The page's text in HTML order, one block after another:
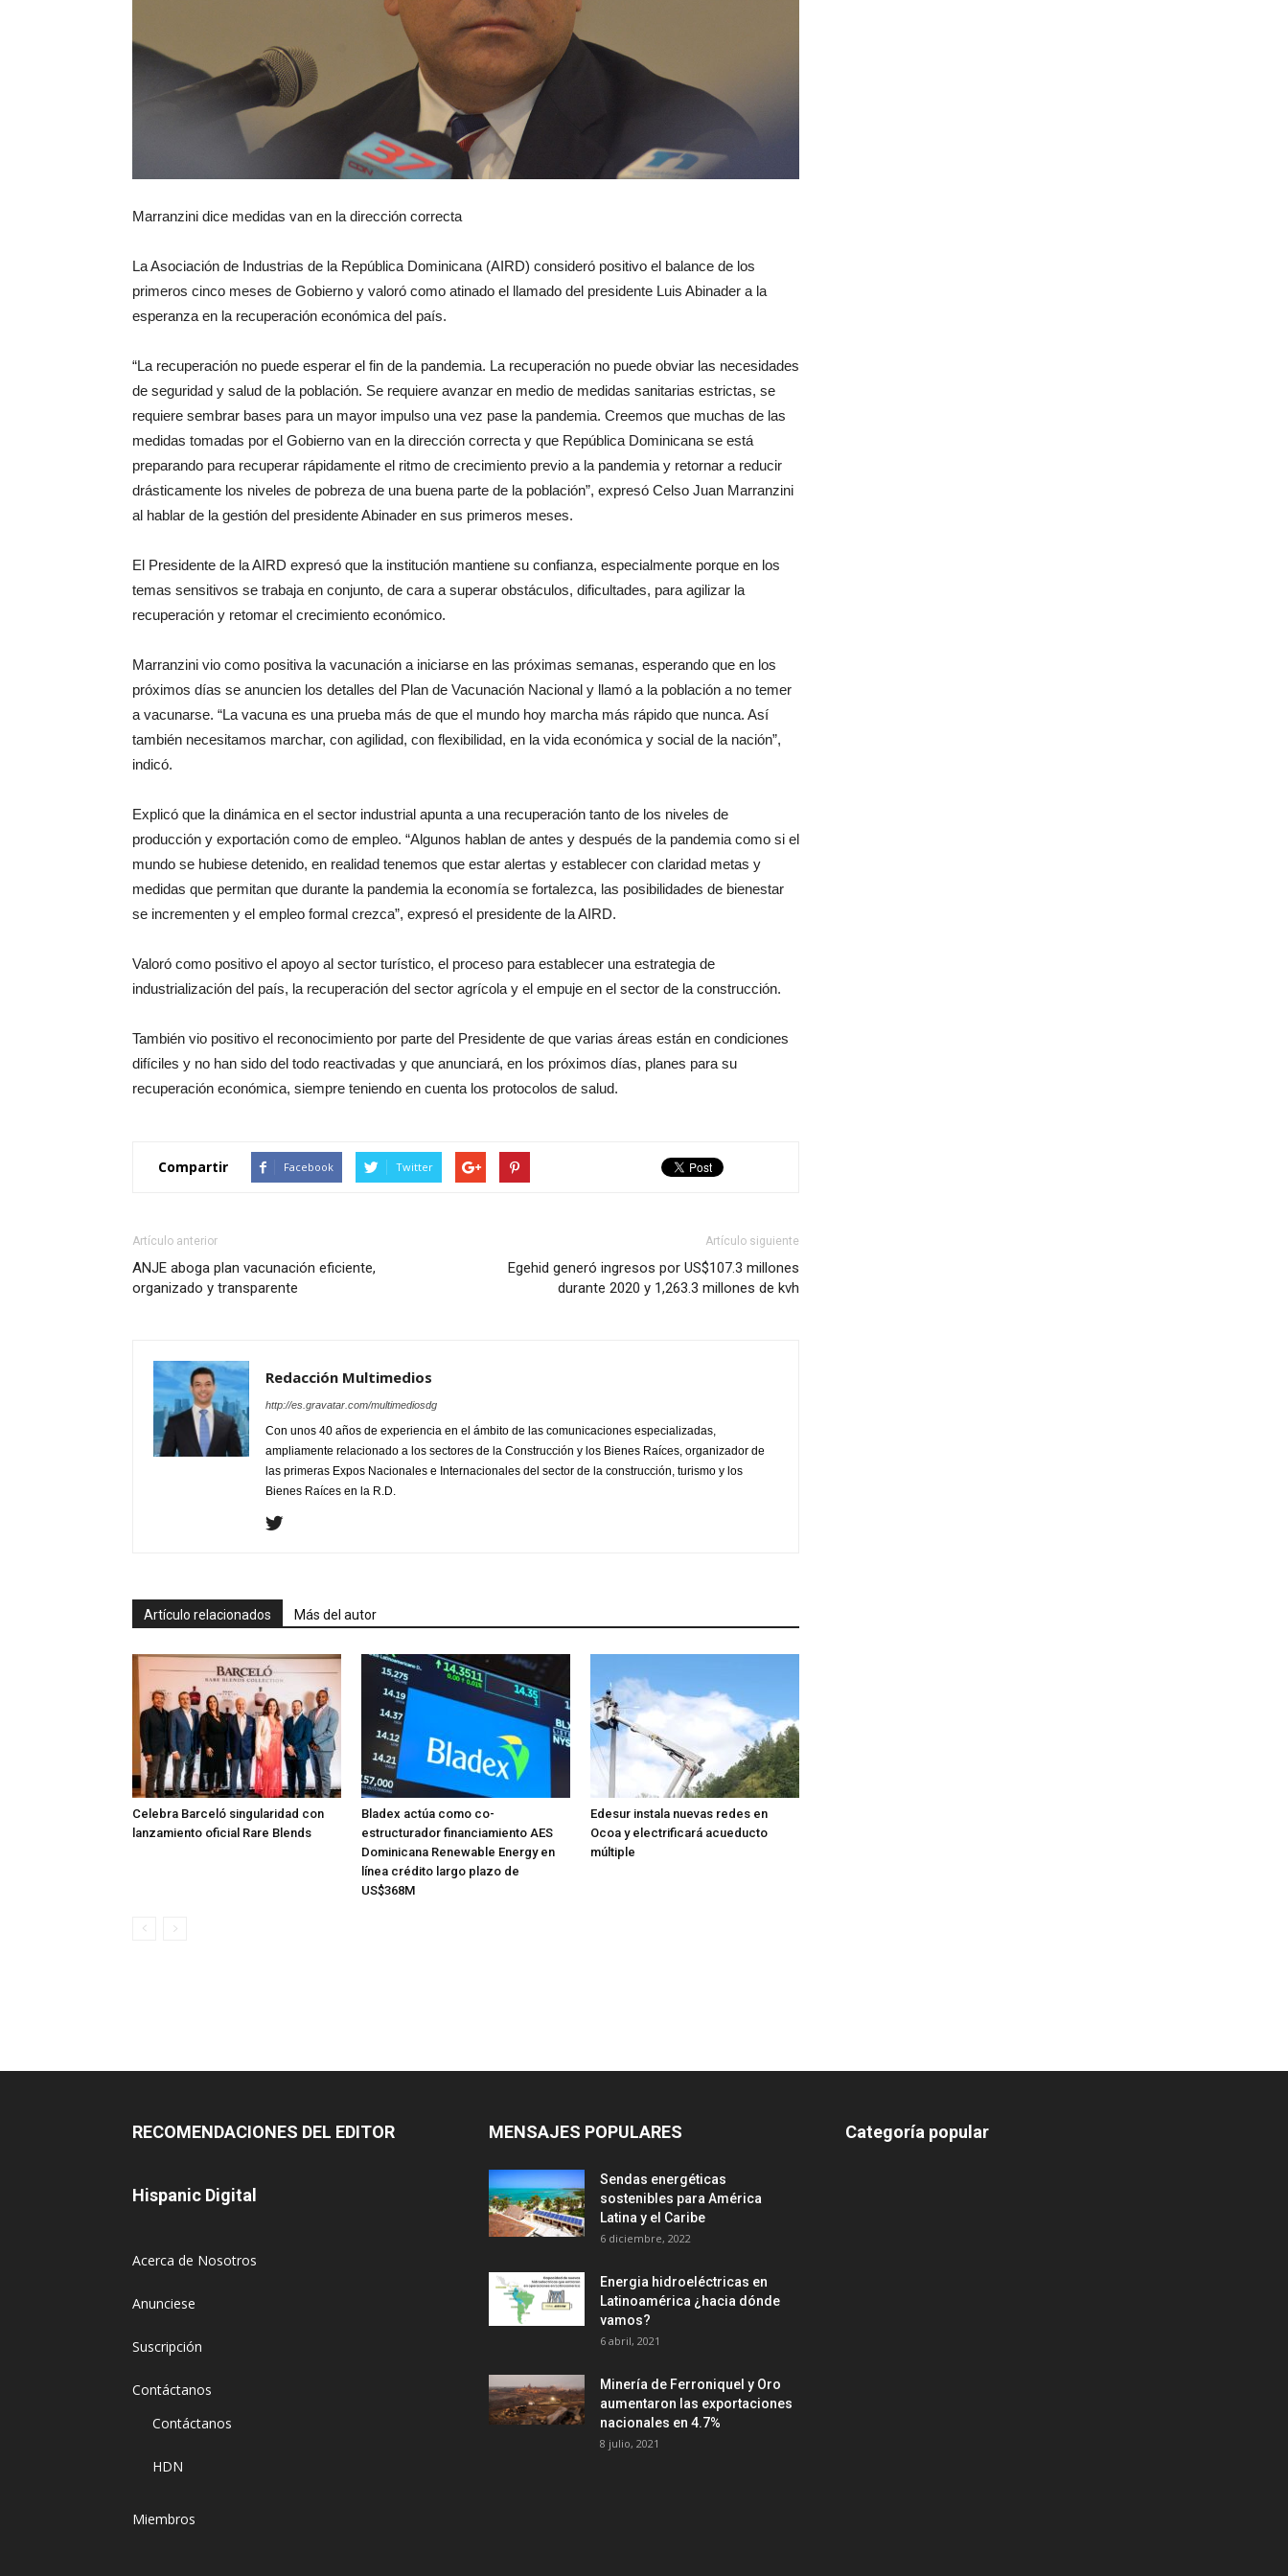
Marranzini dice medidas van en la dirección correcta
La Asociación de Industrias de la República Dominicana (AIRD) consideró positivo el balance de los
primeros cinco meses de Gobierno y valoró como atinado el llamado del presidente Luis Abinader a la
esperanza en la recuperación económica del país.
“La recuperación no puede esperar el fin de la pandemia. La recuperación no puede obviar las necesidades
de seguridad y salud de la población. Se requiere avanzar en medio de medidas sanitarias estrictas, se
requiere sembrar bases para un mayor impulso una vez pase la pandemia. Creemos que muchas de las
medidas tomadas por el Gobierno van en la dirección correcta y que República Dominicana se está
preparando para recuperar rápidamente el ritmo de crecimiento previo a la pandemia y retornar a reducir
drásticamente los niveles de pobreza de una buena parte de la población”, expresó Celso Juan Marranzini
al hablar de la gestión del presidente Abinader en sus primeros meses.
El Presidente de la AIRD expresó que la institución mantiene su confianza, especialmente porque en los
temas sensitivos se trabaja en conjunto, de cara a superar obstáculos, dificultades, para agilizar la
recuperación y retomar el crecimiento económico.
Marranzini vio como positiva la vacunación a iniciarse en las próximas semanas, esperando que en los
próximos días se anuncien los detalles del Plan de Vacunación Nacional y llamó a la población a no temer
a vacunarse. “La vacuna es una prueba más de que el mundo hoy marcha más rápido que nunca. Así
también necesitamos marchar, con agilidad, con flexibilidad, en la vida económica y social de la nación”,
indicó.
Explicó que la dinámica en el sector industrial apunta a una recuperación tanto de los niveles de
producción y exportación como de empleo. “Algunos hablan de antes y después de la pandemia como si el
mundo se hubiese detenido, en realidad tenemos que estar alertas y establecer con claridad metas y
medidas que permitan que durante la pandemia la economía se fortalezca, las posibilidades de bienestar
se incrementen y el empleo formal crezca”, expresó el presidente de la AIRD.
Valoró como positivo el apoyo al sector turístico, el proceso para establecer una estrategia de
industrialización del país, la recuperación del sector agrícola y el empuje en el sector de la construcción.
También vio positivo el reconocimiento por parte del Presidente de que varias áreas están en condiciones
difíciles y no han sido del todo reactivadas y que anunciará, en los próximos días, planes para su
recuperación económica, siempre teniendo en cuenta los protocolos de salud.
Compartir Facebook Twitter
Artículo anterior
ANJE aboga plan vacunación eficiente,
organizado y transparente
Artículo siguiente
Egehid generó ingresos por US$107.3 millones
durante 2020 y 1,263.3 millones de kvh
Redacción Multimedios
http://es.gravatar.com/multimediosdg
Con unos 40 años de experiencia en el ámbito de las comunicaciones especializadas,
ampliamente relacionado a los sectores de la Construcción y los Bienes Raíces, organizador de
las primeras Expos Nacionales e Internacionales del sector de la construcción, turismo y los
Bienes Raíces en la R.D.
Artículo relacionados Más del autor
Celebra Barceló singularidad con
lanzamiento oficial Rare Blends
Bladex actúa como co-
estructurador financiamiento AES
Dominicana Renewable Energy en
línea crédito largo plazo de
US$368M
Edesur instala nuevas redes en
Ocoa y electrificará acueducto
múltiple
RECOMENDACIONES DEL EDITOR
Hispanic Digital
Acerca de Nosotros
Anunciese
Suscripción
Contáctanos
Contáctanos
HDN
Miembros
MENSAJES POPULARES
Sendas energéticas
sostenibles para América
Latina y el Caribe
6 diciembre, 2022
Energia hidroeléctricas en
Latinoamérica ¿hacia dónde
vamos?
6 abril, 2021
Minería de Ferroniquel y Oro
aumentaron las exportaciones
nacionales en 4.7%
8 julio, 2021
Categoría popular